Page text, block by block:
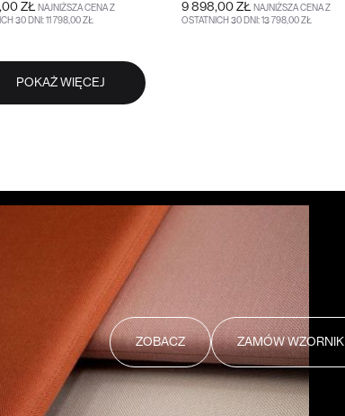
ZŁ NAJNIŻSZA CENA Z
30 DNI: 11 798,00 ZŁ
9 898,00 ZŁ NAJNIŻSZA CENA Z
OSTATNICH 30 DNI: 13 798,00 ZŁ
POKAŻ WIĘCEJ
ZOBACZ ZAMÓW WZORNIK